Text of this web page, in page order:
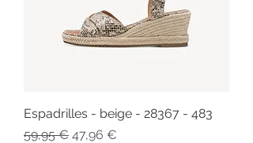
Espadrilles - beige - 28367 - 483
Prix original
59,95 € Prix promotionnel
47,96 €